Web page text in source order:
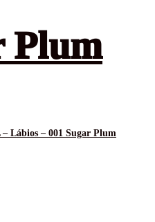
Lábios – 001 Sugar Plum